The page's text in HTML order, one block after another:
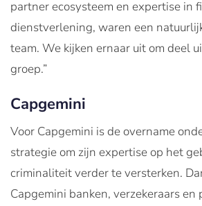
partner ecosysteem en expertise in
dienstverlening, waren een
team. We kijken ernaar uit om deel
groep.”
Capgemini
Voor Capgemini is de overname
strategie om zijn expertise op het
criminaliteit verder te versterken.
Capgemini banken, verzekeraars en